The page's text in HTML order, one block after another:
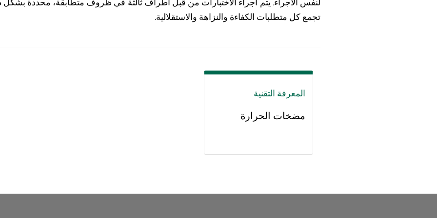
تجمع كل متطلبات الكفاءة والنزاهة والاستقلالية.
المعرفة التقنية
مضخات الحرارة